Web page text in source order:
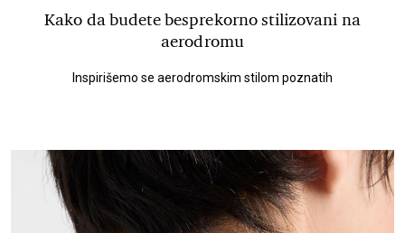
Kako da budete besprekorno stilizovani na
aerodromu
Inspirišemo se aerodromskim stilom poznatih